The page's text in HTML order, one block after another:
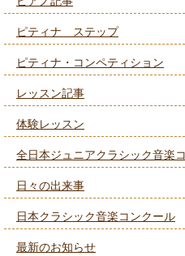
ピティナ ステップ
ピティナ・コンペティション
レッスン記事
体験レッスン
全日本ジュニアクラシック音楽
日々の出来事
日本クラシック音楽コンクール
最新のお知らせ